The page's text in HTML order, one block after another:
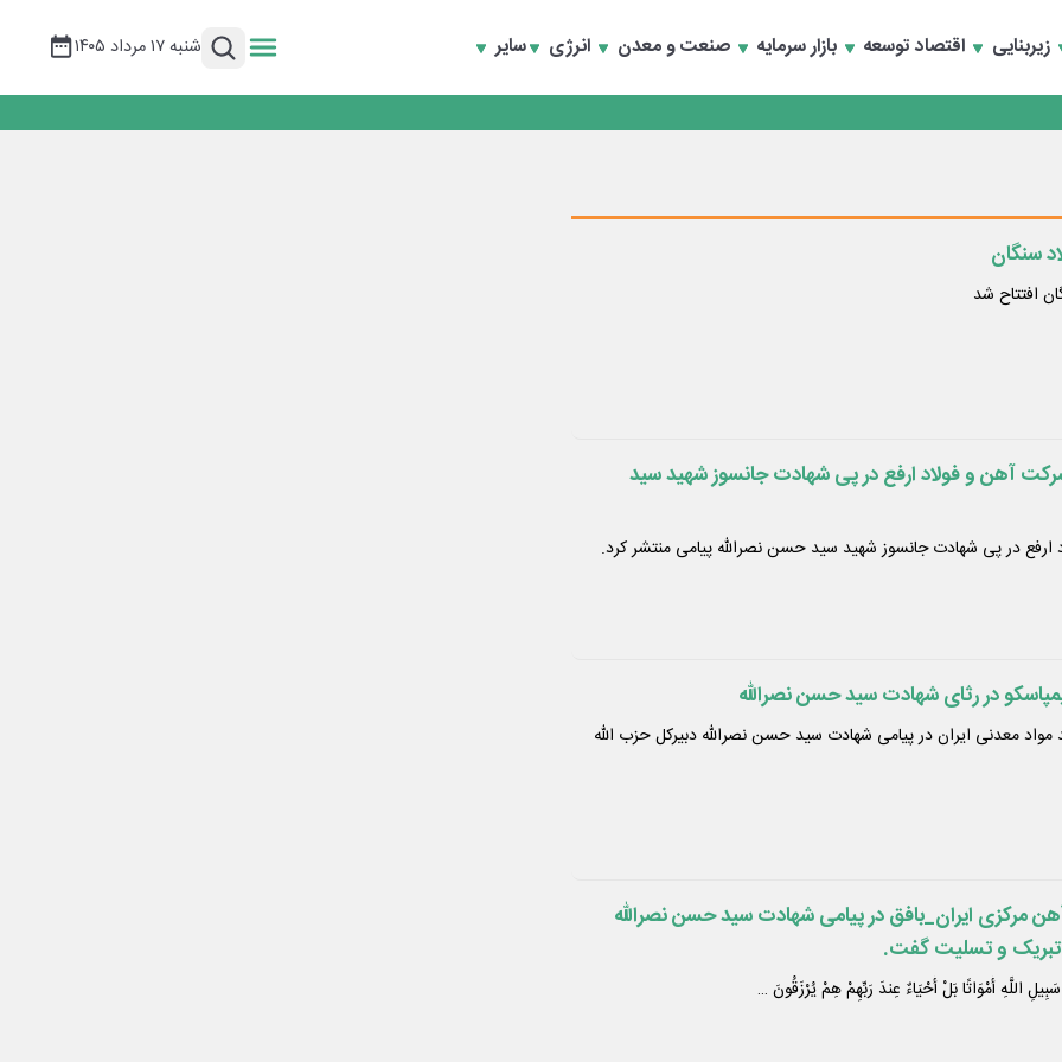
زیربنایی اقتصاد توسعه بازار سرمایه صنعت و معدن انرژی سایر شنبه ۱۷ مرداد ۱۴۰۵
مالی
تجارت و همگرایی منطقه‌ای
مالی
سنگان
افتتاح شد
آهن و فولاد ارفع در پی شهادت جانسوز شهید سید
در پی شهادت جانسوز شهید سید حسن نصرالله پیامی منتشر کرد.
در رثای شهادت سید حسن نصرالله
مواد معدنی ایران در پیامی شهادت سید حسن نصرالله دبیرکل حزب الله
مرکزی ایران_بافق در پیامی شهادت سید حسن نصرالله
تبریک و تسلیت گفت.
اللَّهِ أَمْوَاتًا بَلْ أَحْیَاءٌ عِندَ رَبِّهِمْ هِمْ یُرْزَقُونَ …